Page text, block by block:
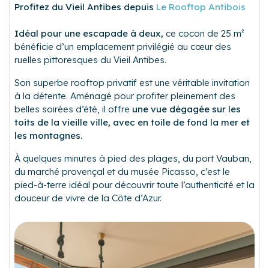
Profitez du Vieil Antibes depuis Le Rooftop Antibois
Idéal pour une escapade à deux, ce cocon de 25 m²
bénéficie d’un emplacement privilégié au cœur des
ruelles pittoresques du Vieil Antibes.
Son superbe rooftop privatif est une véritable invitation
à la détente. Aménagé pour profiter pleinement des
belles soirées d’été, il offre une vue dégagée sur les
toits de la vieille ville, avec en toile de fond la mer et
les montagnes.
À quelques minutes à pied des plages, du port Vauban,
du marché provençal et du musée Picasso, c’est le
pied-à-terre idéal pour découvrir toute l’authenticité et la
douceur de vivre de la Côte d’Azur.